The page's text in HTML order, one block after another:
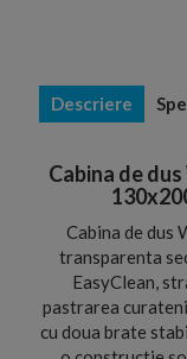
Descriere
Cabina de
Cabina de dus
transparenta
EasyClean,
pastrarea
cu doua brate